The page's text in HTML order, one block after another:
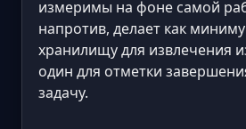
измеримы на фоне самой
напротив, делает как
хранилищу для извлечения
один для отметки
задачу.